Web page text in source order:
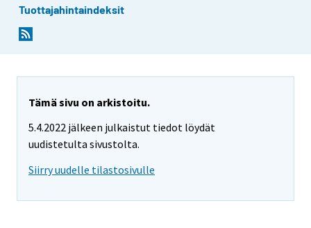
Tuottajahintaindeksit
Tämä sivu on arkistoitu.
5.4.2022 jälkeen julkaistut tiedot löydät
uudistetulta sivustolta.
Siirry uudelle tilastosivulle